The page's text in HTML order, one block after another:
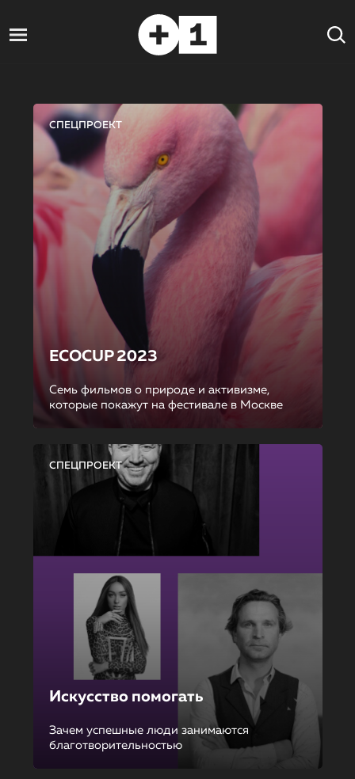
СПЕЦПРОЕКТ
ECOCUP 2023
Семь фильмов о природе и активизме,
которые покажут на фестивале в Москве
СПЕЦПРОЕКТ
Искусство помогать
Зачем успешные люди занимаются
благотворительностью